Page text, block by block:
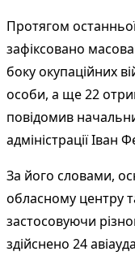
Протягом
зафіксовано
боку окупаційних
особи, а ще 22
повідомив
адміністрації Іван
За його словами,
обласному центру
застосовуючи
здійснено 24